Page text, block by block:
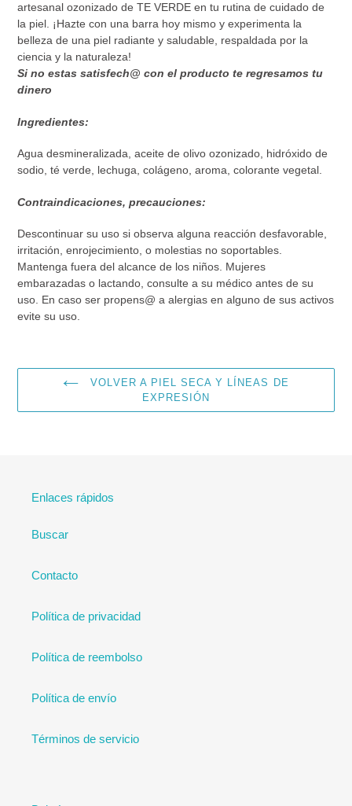
artesanal ozonizado de TE VERDE en tu rutina de cuidado de
la piel. ¡Hazte con una barra hoy mismo y experimenta la
belleza de una piel radiante y saludable, respaldada por la
ciencia y la naturaleza!
Si no estas satisfech@ con el producto te regresamos tu
dinero
Ingredientes:
Agua desmineralizada, aceite de olivo ozonizado, hidróxido de
sodio, té verde, lechuga, colágeno, aroma, colorante vegetal.
Contraindicaciones, precauciones:
Descontinuar su uso si observa alguna reacción desfavorable,
irritación, enrojecimiento, o molestias no soportables.
Mantenga fuera del alcance de los niños. Mujeres
embarazadas o lactando, consulte a su médico antes de su
uso. En caso ser propens@ a alergias en alguno de sus activos
evite su uso.
VOLVER A PIEL SECA Y LÍNEAS DE
EXPRESIÓN
Enlaces rápidos
Buscar
Contacto
Política de privacidad
Política de reembolso
Política de envío
Términos de servicio